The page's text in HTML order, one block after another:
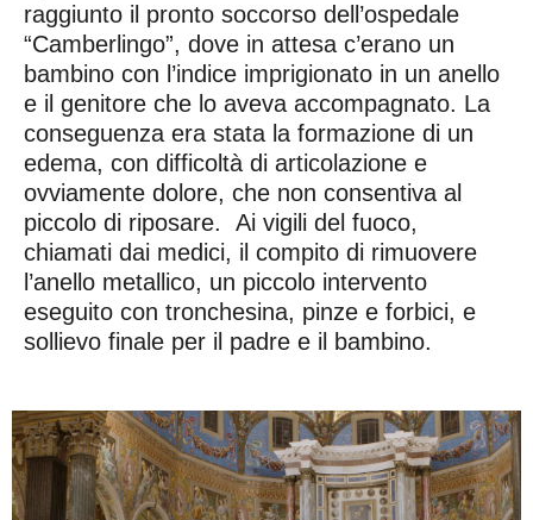
raggiunto il pronto soccorso dell’ospedale
“Camberlingo”, dove in attesa c’erano un
bambino con l’indice imprigionato in un anello
e il genitore che lo aveva accompagnato. La
conseguenza era stata la formazione di un
edema, con difficoltà di articolazione e
ovviamente dolore, che non consentiva al
piccolo di riposare. Ai vigili del fuoco,
chiamati dai medici, il compito di rimuovere
l’anello metallico, un piccolo intervento
eseguito con tronchesina, pinze e forbici, e
sollievo finale per il padre e il bambino.